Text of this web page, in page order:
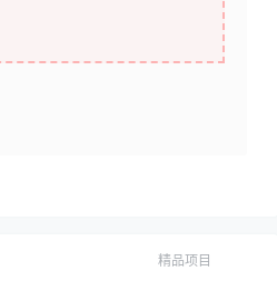
精品项目